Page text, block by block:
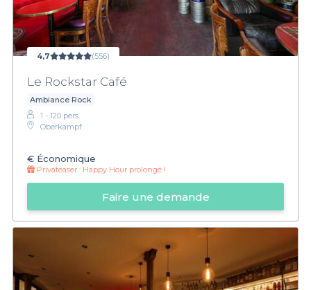
4,7 (556)
Le Rockstar Café
Ambiance Rock
1 - 120 pers.
Oberkampf
€ Économique
Privateaser : Happy Hour prolongé !
Faire une demande